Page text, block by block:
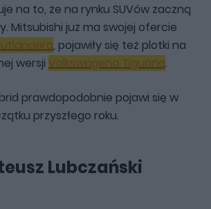
na to, że na rynku SUVów zaczną
Mitsubishi już ma swojej ofercie
, pojawiły się też plotki na
wersji Volkswagena Tiguana.
prawdopodobnie pojawi się w
przyszłego roku.
Lubczański